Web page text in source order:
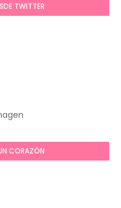
TWITTER
CORAZÓN